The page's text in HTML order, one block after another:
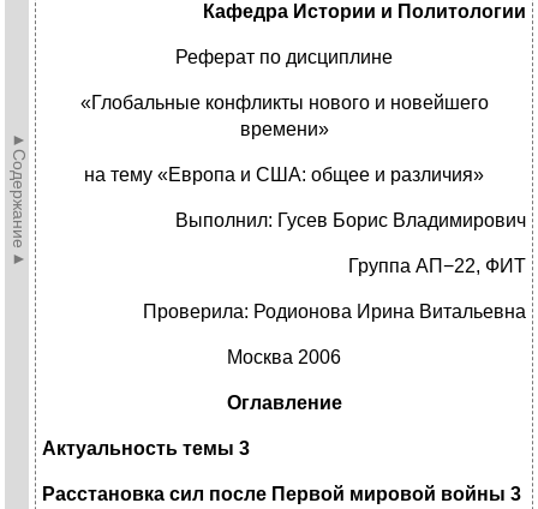
►Содержание►
Кафедра Истории и Политологии
Реферат по дисциплине
«Глобальные конфликты нового и новейшего
времени»
на тему «Европа и США: общее и различия»
Выполнил: Гусев Борис Владимирович
Группа АП−22, ФИТ
Проверила: Родионова Ирина Витальевна
Москва 2006
Оглавление
Актуальность темы 3
Расстановка сил после Первой мировой войны 3